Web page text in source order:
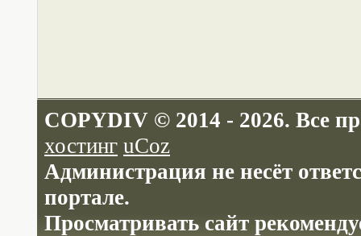
COPYDIV © 2014 - 2026. Все
хостинг uCoz
Администрация не несёт
портале.
Просматривать сайт